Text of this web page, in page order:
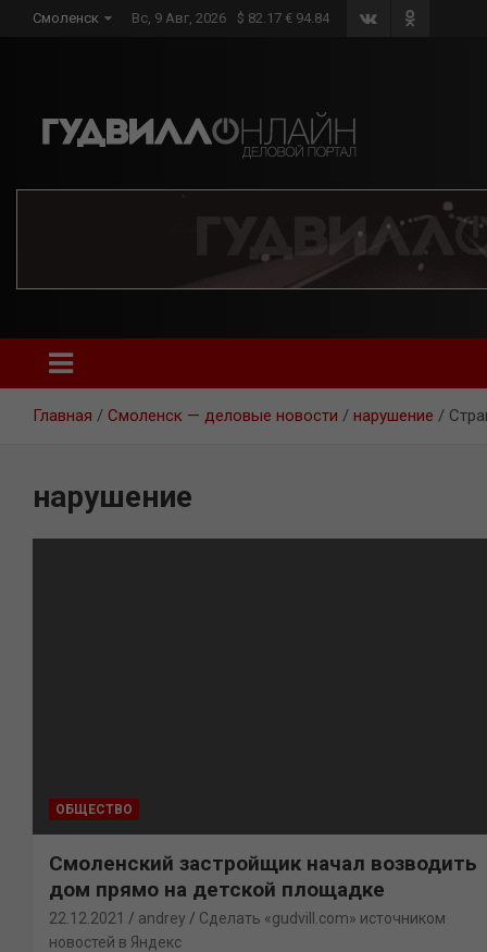
Смоленск Вс, 9 Авг, 2026 $ 82.17 € 94.84
Главная Смоленск — деловые новости нарушение
нарушение
ОБЩЕСТВО
Смоленский застройщик начал возводить
дом прямо на детской площадке
22.12.2021 andrey
Сделать «gudvill.com» источником
новостей в Яндекс